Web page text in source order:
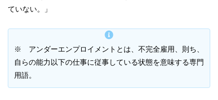
ていない。」
※ アンダーエンプロイメントとは、不完全雇用、則ち、
自らの能力以下の仕事に従事している状態を意味する専門
用語。